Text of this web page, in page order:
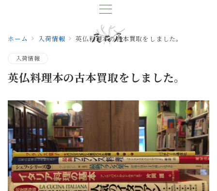
ホーム 入荷情報 英仏料理本の古本買取をしました。
入荷情報
英仏料理本の古本買取をしました。